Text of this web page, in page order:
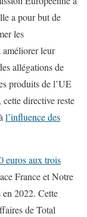
a pour but de
les
améliorer leur
allégations de
produits de l’UE
cette directive reste
l’influence des
euros aux trois
France et Notre
2022. Cette
de Total